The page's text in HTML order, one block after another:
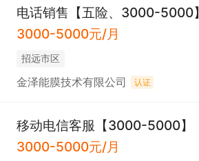
电话销售【五险、3000-5000】
3000-5000元/月
招远市区
金泽能膜技术有限公司 认证
移动电信客服【3000-5000】
3000-5000元/月